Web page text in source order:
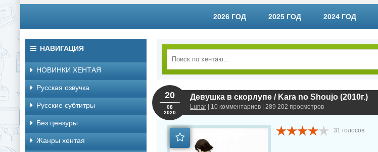
2026 ГОД 2025 ГОД 2024 ГОД
Девушка в скорлупе / Kara no Shoujo (2010г.)
Lunar | 10 комментариев | 289 202 просмотров
20
08
2020
31 голосов
НАВИГАЦИЯ
НОВИНКИ ХЕНТАЯ
Русская озвучка
Русские субтитры
Без цензуры
Жанры хентая